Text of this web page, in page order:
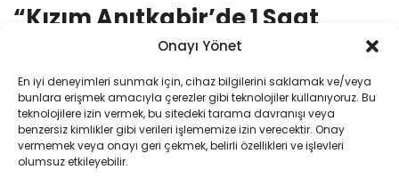
Onayı Yönet
En iyi deneyimleri sunmak için, cihaz bilgilerini saklamak ve/veya
bunlara erişmek amacıyla çerezler gibi teknolojiler kullanıyoruz. Bu
teknolojilere izin vermek, bu sitedeki tarama davranışı veya
benzersiz kimlikler gibi verileri işlememize izin verecektir. Onay
vermemek veya onayı geri çekmek, belirli özellikleri ve işlevleri
olumsuz etkileyebilir.
“Kızım Anıtkabir’de 1 Saat
Çocukları için dua isteyen baba Doğan,“Dünya
malı dünyada kalır. Yaşayacağımız belki 5
sene, 10 sene, çocuklarım da çoluk çocuğuna
kavuşsun, çocuklarım helal süt emmiş kişilere